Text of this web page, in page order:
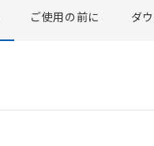
ご使用の前に ダ